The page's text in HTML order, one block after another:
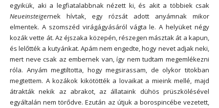
egyikük, aki a legfiatalabbnak nézett ki, és akit a többiek csak
Neueinsteigernek hívtak, egy rózsát adott anyámnak mikor
elmentek. A szomszéd virágágyásáról vágta le. A helyüket négy
kozák vette át. Az éjszaka közepén, részegen másztak át a kapun,
és lelőtték a kutyánkat. Apám nem engedte, hogy nevet adjak neki,
mert neve csak az embernek van, így nem tudtam megemlékezni
róla. Anyám megtiltotta, hogy megsirassam, de olykor titokban
megtettem. A kozákok kikötötték a lovaikat a mieink mellé, majd
átrakták nekik az abrakot, az állataink dühös prüszkölésével
egyáltalán nem törődve. Ezután az útjuk a borospincébe vezetett,